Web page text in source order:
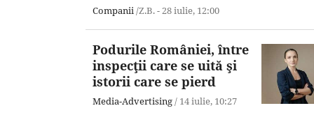
Companii /Z.B. - 28 iulie, 12:00
Podurile României, între
inspecţii care se uită şi
istorii care se pierd
Media-Advertising / 14 iulie, 10:27